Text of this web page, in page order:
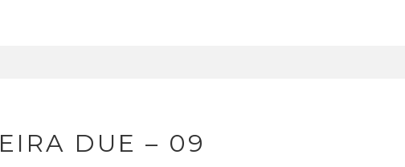
DUE – 09